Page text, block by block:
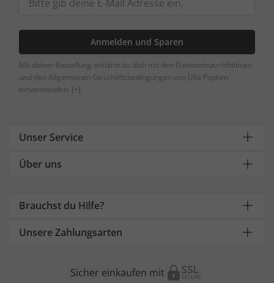
Anmelden und Sparen
Mit deiner Bestellung erklärst du dich mit den Datenschutzrichtlinien
und den Allgemeinen Geschäftsbedingungen von Ulla Popken
einverstanden. [+]
Unser Service
Über uns
Brauchst du Hilfe?
Unsere Zahlungsarten
Sicher einkaufen mit